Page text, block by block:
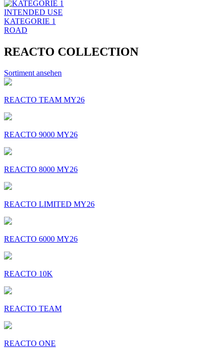
INTENDED USE
KATEGORIE 1
ROAD
REACTO COLLECTION
Sortiment ansehen
REACTO TEAM MY26
REACTO 9000 MY26
REACTO 8000 MY26
REACTO LIMITED MY26
REACTO 6000 MY26
REACTO 10K
REACTO TEAM
REACTO ONE